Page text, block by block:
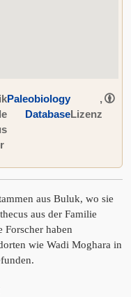
Paleobiology
Database
,
Lizenz
aus Buluk, wo sie
aus der Familie
Forscher haben
wie Wadi Moghara in